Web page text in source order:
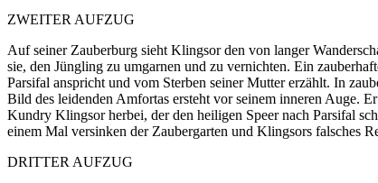
ZWEITER AUFZUG
Auf seiner Zauberburg sieht Klingsor den von langer
sie, den Jüngling zu umgarnen und zu vernichten. Ein
Parsifal anspricht und vom Sterben seiner Mutter erzählt. In
Bild des leidenden Amfortas ersteht vor seinem inneren Auge.
Kundry Klingsor herbei, der den heiligen Speer nach Parsifal
einem Mal versinken der Zaubergarten und Klingsors falsches
DRITTER AUFZUG